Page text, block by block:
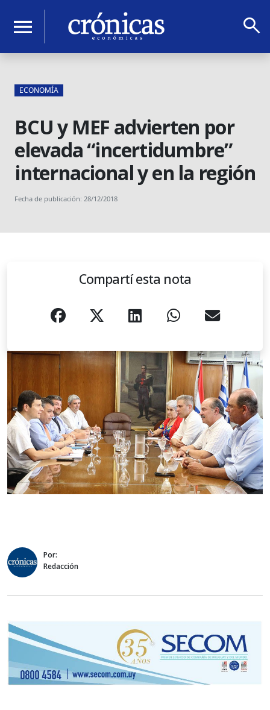
menu search
ECONOMÍA
BCU y MEF advierten por
elevada “incertidumbre”
internacional y en la región
Fecha de publicación: 28/12/2018
Compartí esta nota
Por:
Redacción